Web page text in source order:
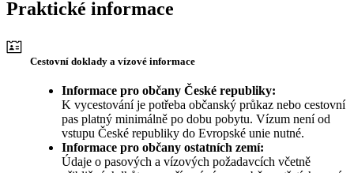
Praktické informace
Cestovní doklady a vízové informace
Informace pro občany České republiky:
K vycestování je potřeba občanský průkaz nebo cestovní
pas platný minimálně po dobu pobytu. Vízum není od
vstupu České republiky do Evropské unie nutné.
Informace pro občany ostatních zemí:
Údaje o pasových a vízových požadavcích včetně